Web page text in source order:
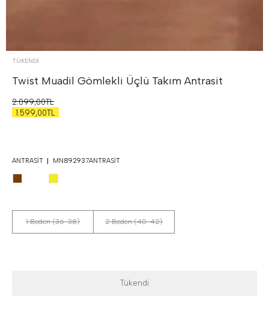
TÜKENDI
Twist Muadil Gömlekli Üçlü Takım Antrasit
2.099,00TL
1.599,00TL
ANTRASIT MN892937ANTRASIT
1 Beden (36-38) 2 Beden (40-42)
Tükendi